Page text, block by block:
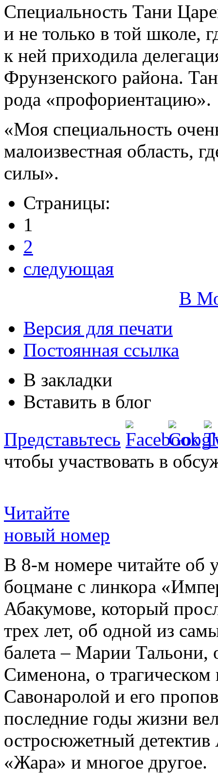
Специальность Тани
и не только в той школе,
к ней приходила
Фрунзенского района.
рода «профориентацию».
«Моя специальность
малоизвестная область,
силы».
Страницы:
1
2
следующая
В
Версия для печати
Постоянная ссылка
В закладки
Вставить в блог
Представьтесь
чтобы участвовать в
Читайте
новый номер
В 8-м номере читайте об
боцмане с линкора
Абакумове, который
трех лет, об одной из
балета – Марии
Сименона, о трагическом
Савонаролой и его
последние годы жизни
остросюжетный детектив
«Жара» и многое другое.